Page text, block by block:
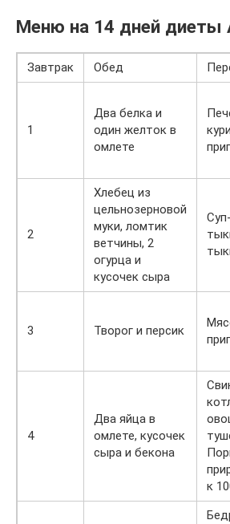
Меню на 14 дней диеты
Завтрак Обед
1
Два белка и
один желток в
омлете
2
Хлебец из
цельнозерновой
муки, ломтик
ветчины, 2
огурца и
кусочек сыра
3 Творог и персик
4
Два яйца в
омлете, кусочек
сыра и бекона
к